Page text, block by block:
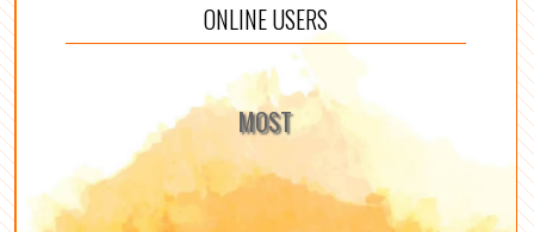
ONLINE USERS
MOST